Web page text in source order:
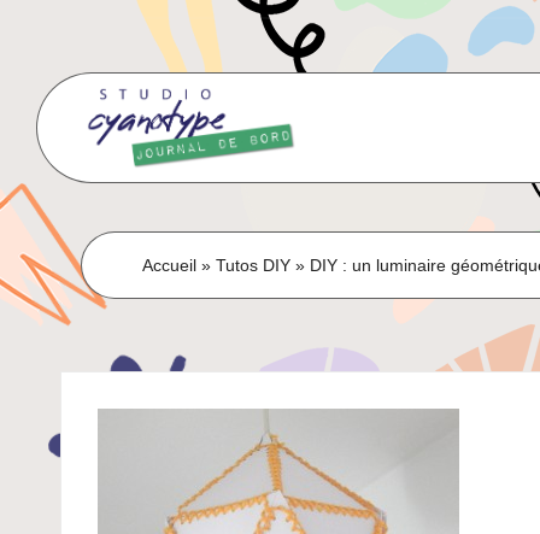
content
Accueil »Tutos DIY » DIY : un luminaire